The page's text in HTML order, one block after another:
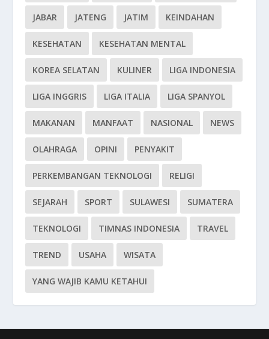
JABAR JATENG JATIM KEINDAHAN
KESEHATAN KESEHATAN MENTAL
KOREA SELATAN KULINER LIGA INDONESIA
LIGA INGGRIS LIGA ITALIA LIGA SPANYOL
MAKANAN MANFAAT NASIONAL NEWS
OLAHRAGA OPINI PENYAKIT
PERKEMBANGAN TEKNOLOGI RELIGI
SEJARAH SPORT SULAWESI SUMATERA
TEKNOLOGI TIMNAS INDONESIA TRAVEL
TREND USAHA WISATA
YANG WAJIB KAMU KETAHUI